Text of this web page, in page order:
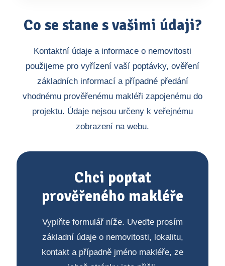
Co se stane s vašimi údaji?
Kontaktní údaje a informace o nemovitosti
použijeme pro vyřízení vaší poptávky, ověření
základních informací a případné předání
vhodnému prověřenému makléři zapojenému do
projektu. Údaje nejsou určeny k veřejnému
zobrazení na webu.
Chci poptat
prověřeného makléře
Vyplňte formulář níže. Uveďte prosím
základní údaje o nemovitosti, lokalitu,
kontakt a případně jméno makléře, ze